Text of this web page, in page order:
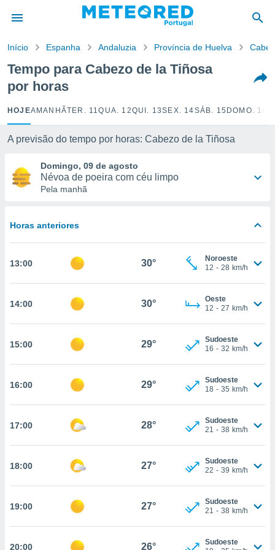
da
foi
para
fornecidas
a este
e
digital
ou
a nossa
ao
todos os
no
um perfil
CONTINUAR
Início Espanha Andaluzia Província de Huelva
Tempo para Cabezo de la Tiñosa
por horas
HOJEAMANHÃTER. 11QUA. 12QUI. 13SEX. 14SÁB. 15 DOMO. 16
A previsão do tempo por horas: Cabezo de la Tiñosa
Domingo, 09 de agosto
Névoa de poeira com céu limpo
Pela manhã
Horas anteriores
13:00 30°
Noroeste
12 - 28 km/h
14:00 30°
Oeste
12 - 27 km/h
15:00 29°
Sudoeste
16 - 32 km/h
16:00 29°
Sudoeste
18 - 35 km/h
17:00 28°
Sudoeste
21 - 38 km/h
18:00 27°
Sudoeste
22 - 39 km/h
19:00 27°
Sudoeste
21 - 38 km/h
20:00 26°
Sudoeste